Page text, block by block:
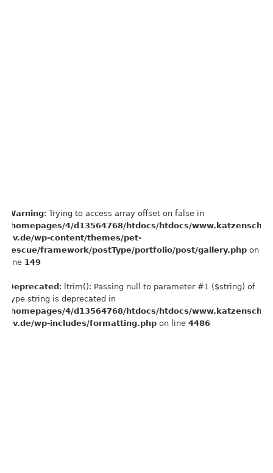
Warning: Trying to access array offset on false in
/homepages/4/d13564768/htdocs/htdocs/
ev.de/wp-content/themes/pet-
rescue/framework/postType/portfolio/post/gallery.phpon
line 149
Deprecated : ltrim(): Passing null to parameter #1 ($string) of
type string is deprecated in
/homepages/4/d13564768/htdocs/htdocs/
ev.de/wp-includes/formatting.phpon line 4486